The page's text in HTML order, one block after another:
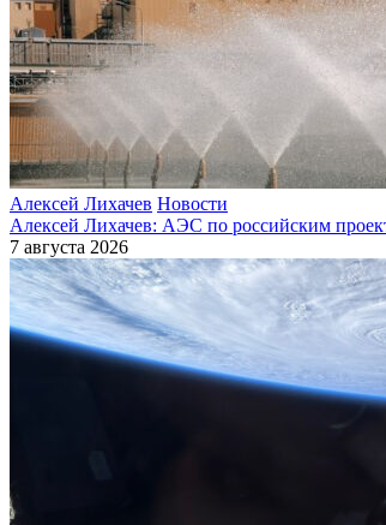
Алексей Лихачев Новости
Алексей Лихачев: АЭС по российским
7 августа 2026